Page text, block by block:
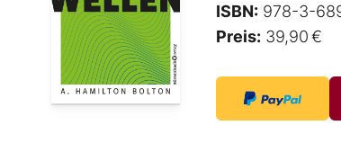
ISBN: 978-3-
Preis: 39,90 €